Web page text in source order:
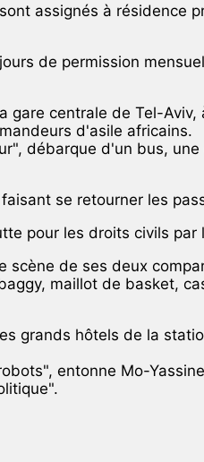
assignés à résidence
de permission
centrale de Tel-
d'asile africains.
débarque d'un bus,
se retourner les
pour les droits civils par
de ses deux
maillot de basket,
grands hôtels de la
entonne Mo-